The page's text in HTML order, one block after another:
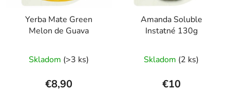
Yerba Mate Green
Melon de Guava
Skladom (>3 ks)
€8,90
Amanda Soluble
Instatné 130g
Skladom (2 ks)
€10